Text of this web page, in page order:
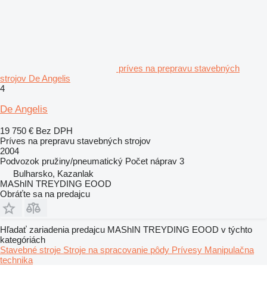
príves na prepravu stavebných
strojov De Angelis
4
De Angelis
19 750 € Bez DPH
Príves na prepravu stavebných strojov
2004
Podvozok pružiny/pneumatický Počet náprav 3
Bulharsko, Kazanlak
MAShIN TREYDING EOOD
Obráťte sa na predajcu
Hľadať zariadenia predajcu MAShIN TREYDING EOOD v týchto
kategóriách
Stavebné stroje Stroje na spracovanie pôdy Prívesy Manipulačna
technika